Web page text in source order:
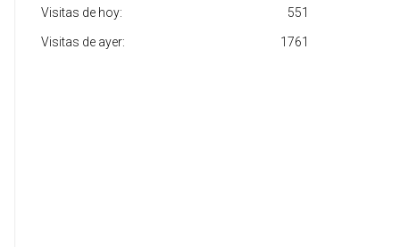
551
Visitas de hoy:
1761
Visitas de ayer: